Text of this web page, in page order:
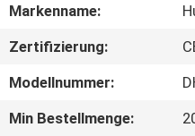
FABRIK-
AUSFLUG
Markenname:
Zertifizierung:
Modellnummer:
Min Bestellmenge: